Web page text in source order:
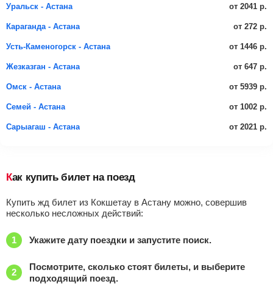
Уральск - Астана от 2041 р.
Караганда - Астана от 272 р.
Усть-Каменогорск - Астана от 1446 р.
Жезказган - Астана от 647 р.
Омск - Астана от 5939 р.
Семей - Астана от 1002 р.
Сарыагаш - Астана от 2021 р.
Как купить билет на поезд
Купить жд билет из Кокшетау в Астану можно, совершив
несколько несложных действий:
Укажите дату поездки и запустите поиск.
Посмотрите, сколько стоят билеты, и выберите
подходящий поезд.